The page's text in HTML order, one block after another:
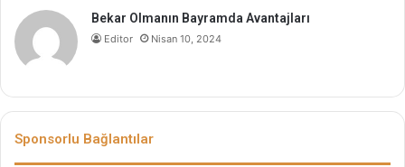
Bekar Olmanın Bayramda Avantajları
Editor Nisan 10, 2024
Sponsorlu Bağlantılar